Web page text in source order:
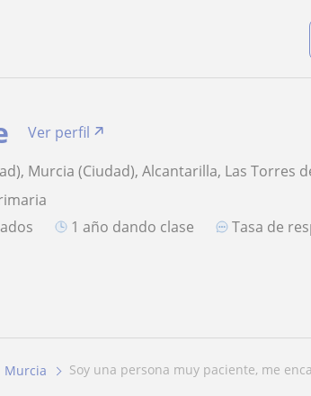
Ver perfil
Murcia (Ciudad), Alcantarilla, Las Torres
1 año dando clase Tasa de
Murcia soy una persona muy paciente, me